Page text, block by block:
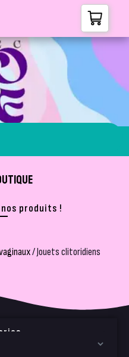
produits !
/ Jouets clitoridiens